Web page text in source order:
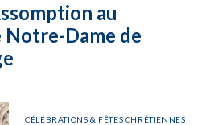
au
Dame de
CÉLÉBRATIONS & FÊTES CHRÉTIENNES